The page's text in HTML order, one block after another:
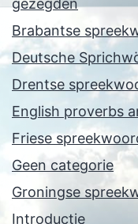
gezegden
Brabantse
Deutsche
Drentse
English proverbs
Friese
Geen categorie
Groningse
Introductie